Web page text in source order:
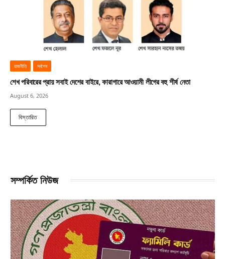
রাজনীতি সর্বশেষ
শেখ পরিবারের প্রায় সবাই দেশের বাইরে, কারাগারে আওয়ামী লীগের বহু শীর্ষ নেতা
August 6, 2026
বিস্তারিত
সম্পর্কিত নিউজ